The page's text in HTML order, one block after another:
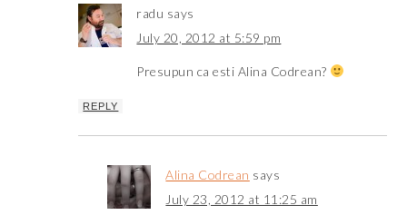
radu says
July 20, 2012 at 5:59 pm
Presupun ca esti Alina Codrean?
REPLY
Alina Codrean says
July 23, 2012 at 11:25 am